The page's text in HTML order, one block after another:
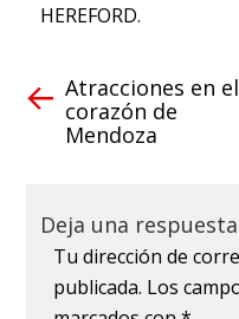
HEREFORD.
Atracciones en el
corazón de
Mendoza
Deja una respuesta
Tu dirección de
publicada. Los